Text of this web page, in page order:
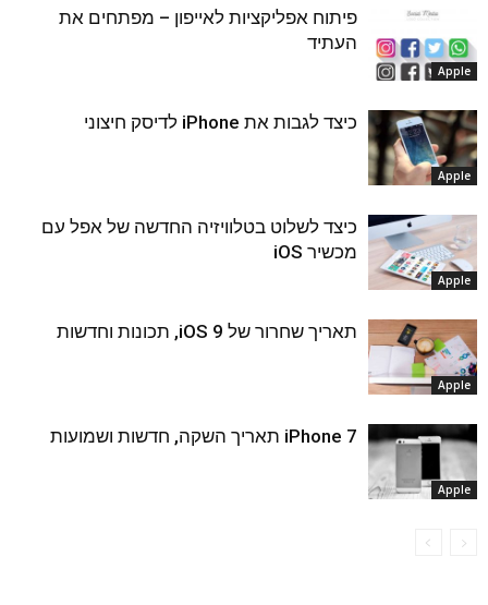
Apple
פיתוח אפליקציות לאייפון – מפתחים את
העתיד
Apple
כיצד לגבות את iPhone לדיסק חיצוני
Apple
כיצד לשלוט בטלוויזיה החדשה של אפל עם
מכשיר iOS
Apple
תאריך שחרור של iOS 9, תכונות וחדשות
Apple
iPhone 7 תאריך השקה, חדשות ושמועות